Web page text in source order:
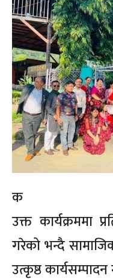
क
उक्त कार्यक्रममा
गरेको भन्दै सामाजिक
उत्कृष्ठ